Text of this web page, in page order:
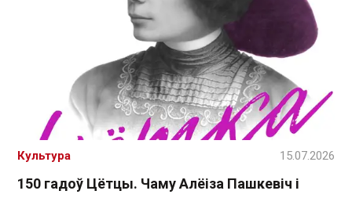
150 гадоў Цётцы. Чаму Алёіза Пашкевіч і
Культура 15.07.2026